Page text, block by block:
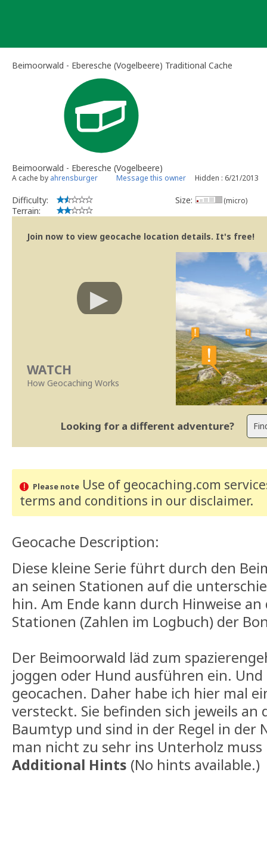
Beimoorwald - Eberesche (Vogelbeere) Traditional Cache
Beimoorwald - Eberesche (Vogelbeere)
A cache by ahrensburger Message this owner Hidden : 6/21/2013
Difficulty:
Terrain:
Size: (micro)
Join now to view geocache location details. It's free!
WATCH
How Geocaching Works
Looking for a different adventure?
Please noteUse of geocaching.com
terms and conditions in our disclaimer.
Geocache Description:
Diese kleine Serie führt durch den
an seinen Stationen auf die
hin. Am Ende kann durch Hinweise
Stationen (Zahlen im Logbuch) der
Der Beimoorwald läd zum
joggen oder Hund ausführen ein.
geocachen. Daher habe ich hier mal
versteckt. Sie befinden sich jeweils an
Baumtyp und sind in der Regel in der
man nicht zu sehr ins Unterholz muss
Additional Hints (No hints available.)